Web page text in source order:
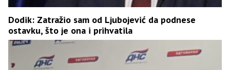
Dodik: Zatražio sam od Ljubojević da podnese
ostavku, što je ona i prihvatila